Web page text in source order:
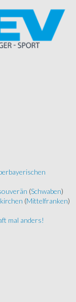
(Schwaben)
(Mittelfranken)
mal anders!